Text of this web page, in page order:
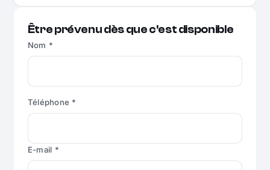
Être prévenu dès que c'est disponible
Nom *
Téléphone *
E-mail *